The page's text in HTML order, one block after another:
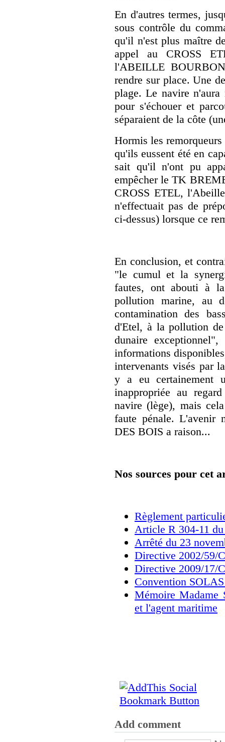
En d'autres termes,
sous contrôle du
qu'il n'est plus maître
appel au CROSS
l'ABEILLE
rendre sur place. Une
plage. Le navire
pour s'échouer et
séparaient de la côte
Hormis les
qu'ils eussent été en
sait qu'il n'ont pu
empêcher le TK
CROSS ETEL,
n'effectuait pas de
ci-dessus) lorsque ce
En conclusion, et
"le cumul et la
fautes, ont abouti à
pollution marine, au
contamination des
d'Etel, à la pollution
dunaire
informations
intervenants visés par
y a eu certainement
inappropriée au
navire (lège), mais
faute pénale. L'avenir
DES BOIS a raison...
Nos sources pour cet
Règlement
Article R 304-11
Arrêté du 23
Directive 2002/59/
Directive 2009/17/
Convention
Mémoire Madame
et l'agent maritime
Add comment